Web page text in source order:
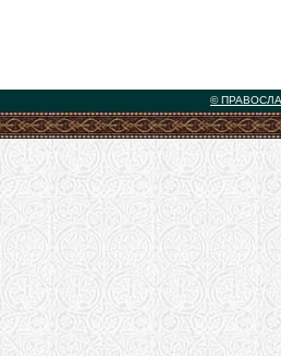
©